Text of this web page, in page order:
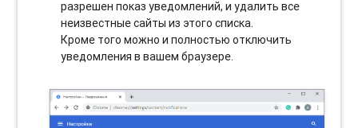
разрешен показ уведомлений, и удалить все
неизвестные сайты из этого списка.
Кроме того можно и полностью отключить
уведомления в вашем браузере.